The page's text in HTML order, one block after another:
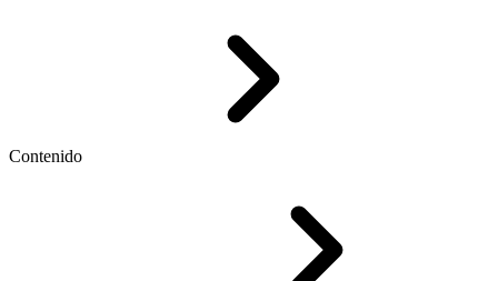
Contenido